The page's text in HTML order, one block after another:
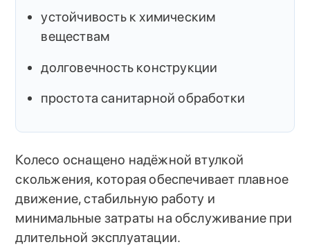
устойчивость к химическим
веществам
долговечность конструкции
простота санитарной обработки
Колесо оснащено надёжной втулкой
скольжения, которая обеспечивает плавное
движение, стабильную работу и
минимальные затраты на обслуживание при
длительной эксплуатации.